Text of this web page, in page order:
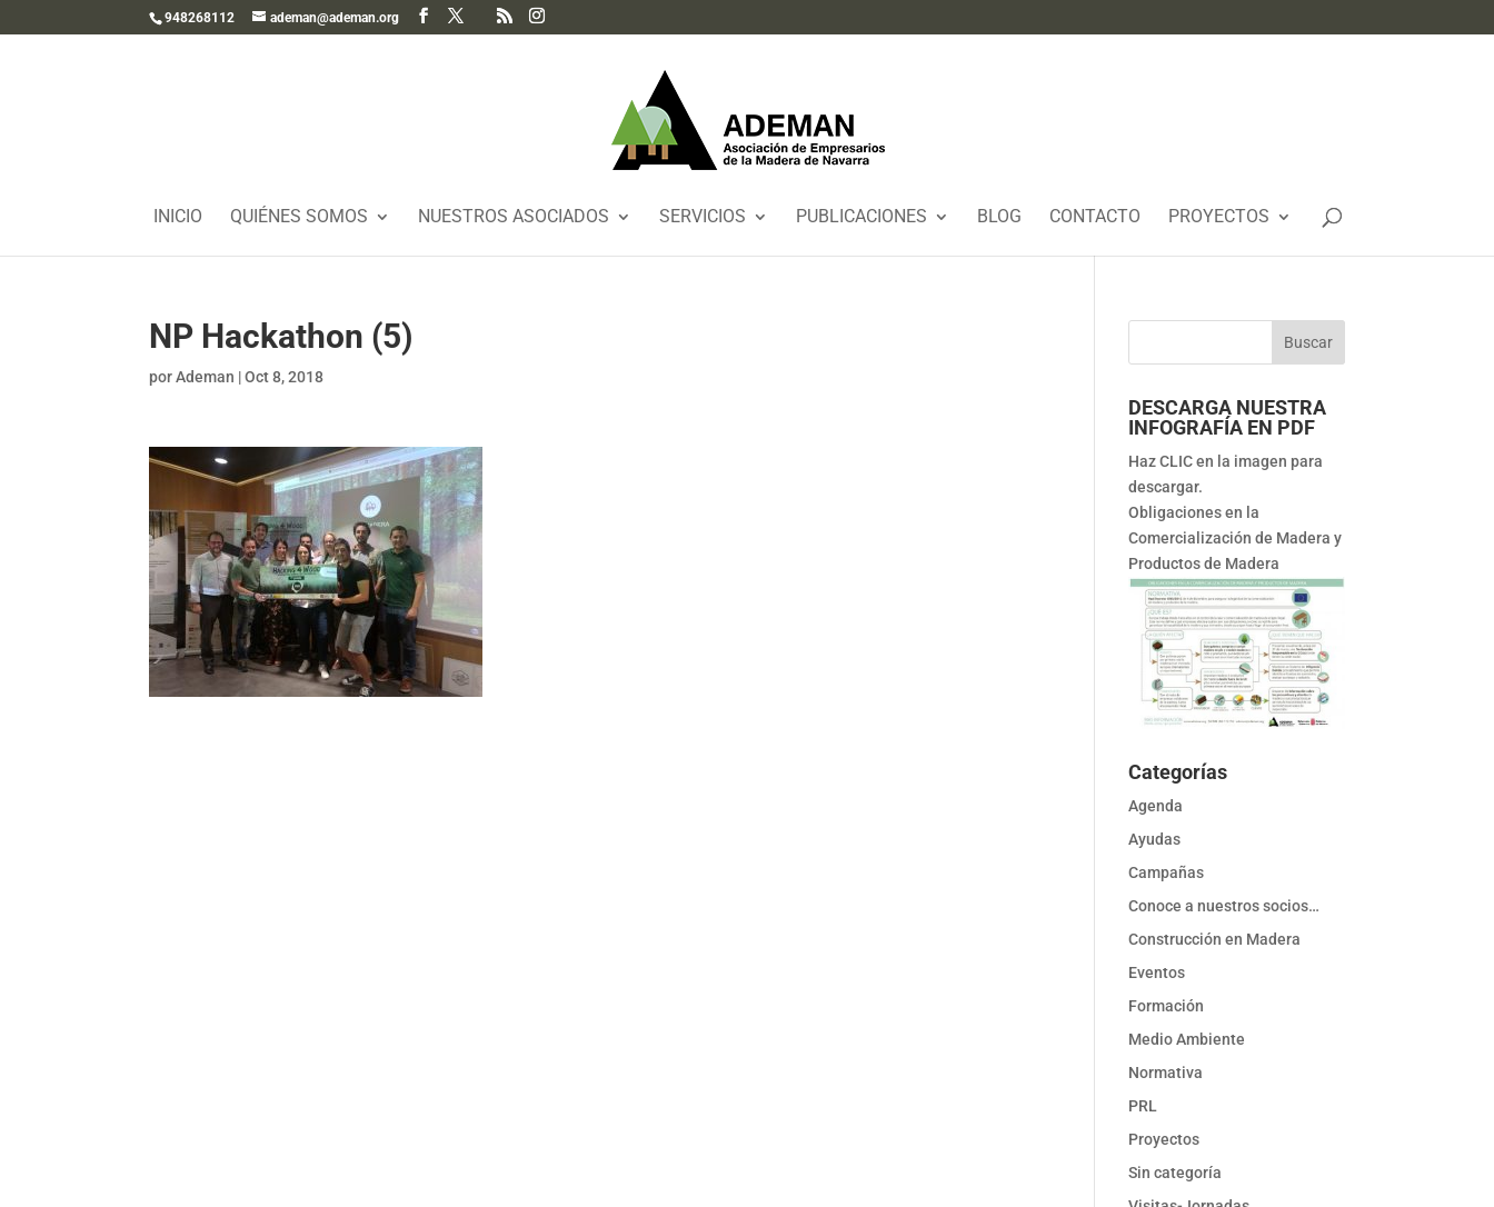
948268112 ademan@ademan.org
INICIO QUIÉNES SOMOS NUESTROS ASOCIADOS SERVICIOS PUBLICACIONES BLOG CONTACTO PROYECTOS
NP Hackathon (5)
porAdeman |Oct 8, 2018
DESCARGA NUESTRA
INFOGRAFÍA EN PDF
Haz CLIC en la imagen para
descargar.
Obligaciones en la
Comercialización de Madera y
Productos de Madera
Categorías
Agenda
Ayudas
Campañas
Conoce a nuestros socios…
Construcción en Madera
Eventos
Formación
Medio Ambiente
Normativa
PRL
Proyectos
Sin categoría